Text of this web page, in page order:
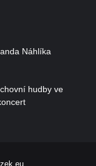
Náhlíka
hudby ve